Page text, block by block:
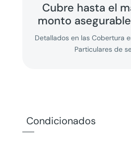
Cubre hasta el
monto
Detallados en las Cobertura
Particulares de
Condicionados